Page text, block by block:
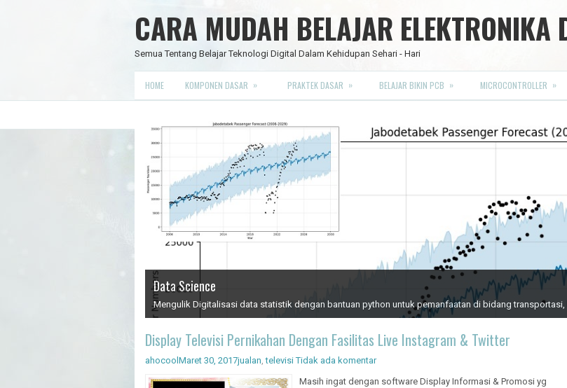
CARA MUDAH BELAJAR ELEKTRONIKA
Semua Tentang Belajar Teknologi Digital Dalam Kehidupan Sehari - Hari
HOME KOMPONEN DASAR » PRAKTEK DASAR » BELAJAR BIKIN PCB » MICROCONTROLLER »
IC Timer 555 yang Multifungsi
Data Science
Mengulik Digitalisasi data statistik dengan bantuan python untuk pemanfaatan di bidang
Artificial Intelligence - Pengenalan Object
JAM DIGITAL 6 DIGIT TANPA MICRO FULL CMOS
Node Red - Kontrol Industri 4.0
Display Televisi Pernikahan Dengan Fasilitas Live Instagram & Twitter